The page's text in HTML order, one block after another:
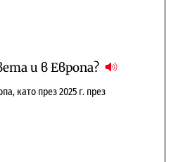
и в Европа?
като през 2025 г. през